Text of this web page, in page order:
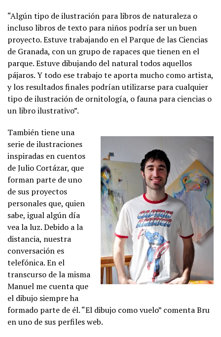
“Algún tipo de ilustración para libros de naturaleza o
incluso libros de texto para niños podría ser un buen
proyecto. Estuve trabajando en el Parque de las Ciencias
de Granada, con un grupo de rapaces que tienen en el
parque. Estuve dibujando del natural todos aquellos
pájaros. Y todo ese trabajo te aporta mucho como artista,
y los resultados finales podrían utilizarse para cualquier
tipo de ilustración de ornitología, o fauna para ciencias o
un libro ilustrativo”.
También tiene una
serie de ilustraciones
inspiradas en cuentos
de Julio Cortázar, que
forman parte de uno
de sus proyectos
personales que, quien
sabe, igual algún día
vea la luz. Debido a la
distancia, nuestra
conversación es
telefónica. En el
transcurso de la misma
Manuel me cuenta que
el dibujo siempre ha
formado parte de él. “El dibujo como vuelo” comenta Bru
en uno de sus perfiles web.